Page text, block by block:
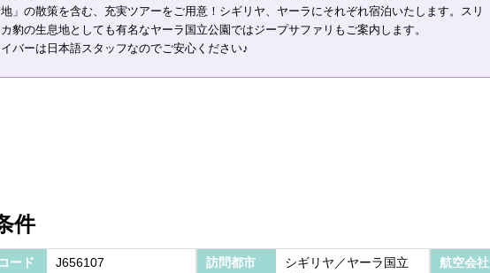
」の散策を含む、充実ツアーをご用意！シギリヤ、ヤーラにそれぞれ宿泊いたします。スリ
豹の生息地としても有名なヤーラ国立公園ではジープサファリもご案内します。
イバーは日本語スタッフなのでご安心ください♪
件
ード
J656107
訪問都市
シギリヤ／ヤーラ国立
航空会社